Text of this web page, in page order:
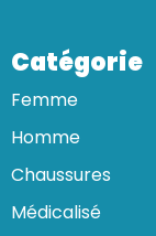
Catégorie
Femme
Homme
Chaussures
Médicalisé